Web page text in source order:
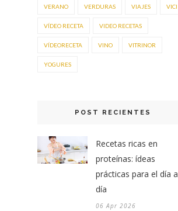
VERANO VERDURAS VIAJES VICI
VÍDEO RECETA VIDEO RECETAS
VÍDEORECETA VINO VITRINOR
YOGURES
POST RECIENTES
Recetas ricas en
proteínas: ídeas
prácticas para el día a
día
06 Apr 2026